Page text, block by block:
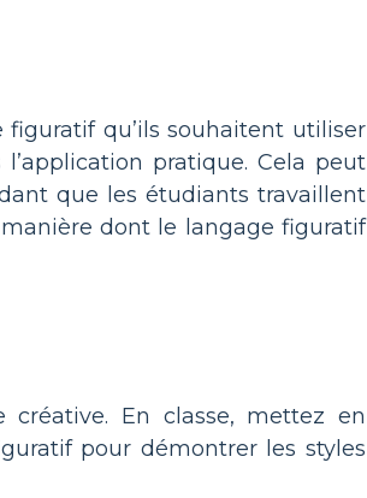
qu’ils souhaitent utiliser
pratique. Cela peut
que les étudiants travaillent
dont le langage figuratif
créative. En classe, mettez en
pour démontrer les styles